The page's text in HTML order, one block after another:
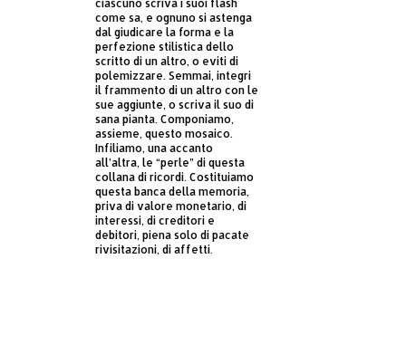
ciascuno scriva i suoi flash
come sa, e ognuno si astenga
dal giudicare la forma e la
perfezione stilistica dello
scritto di un altro, o eviti di
polemizzare. Semmai, integri
il frammento di un altro con le
sue aggiunte, o scriva il suo di
sana pianta. Componiamo,
assieme, questo mosaico.
Infiliamo, una accanto
all’altra, le “perle” di questa
collana di ricordi. Costituiamo
questa banca della memoria,
priva di valore monetario, di
interessi, di creditori e
debitori, piena solo di pacate
rivisitazioni, di affetti.